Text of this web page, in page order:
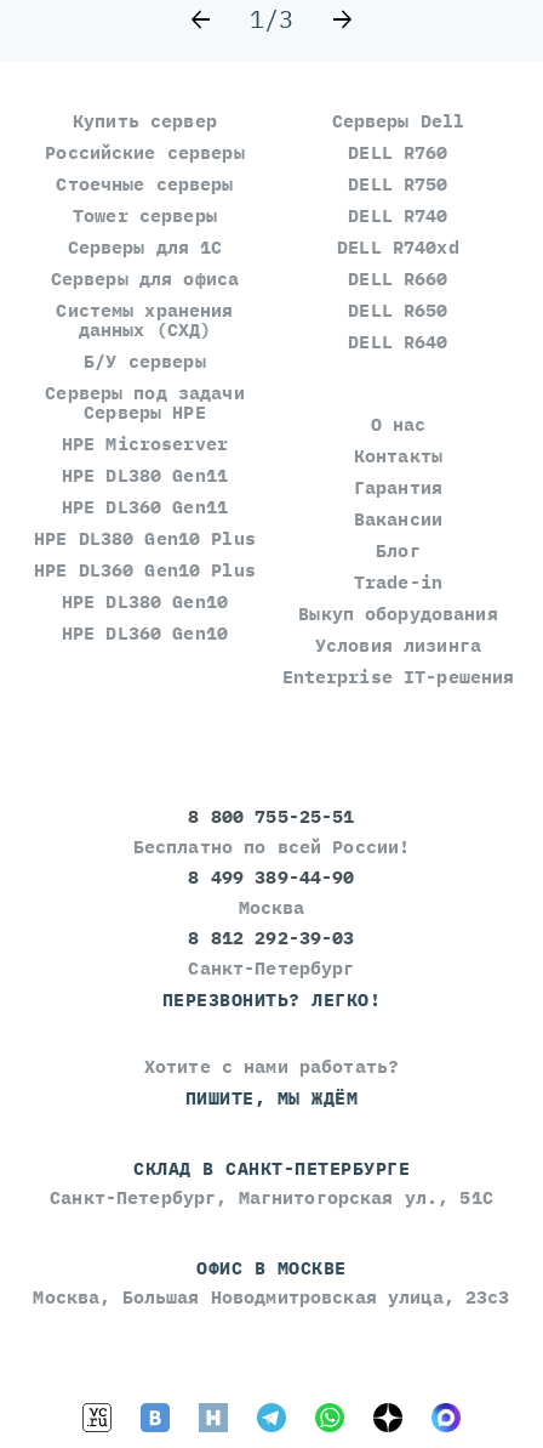
1/3
Купить сервер
Российские серверы
Стоечные серверы
Tower серверы
Серверы для 1С
Серверы для офиса
Системы хранения
данных (СХД)
Б/У серверы
Серверы под задачи
Серверы Dell
DELL R760
DELL R750
DELL R740
DELL R740xd
DELL R660
DELL R650
DELL R640
Серверы HPE
HPE Microserver
HPE DL380 Gen11
HPE DL360 Gen11
HPE DL380 Gen10 Plus
HPE DL360 Gen10 Plus
HPE DL380 Gen10
HPE DL360 Gen10
О нас
Контакты
Гарантия
Вакансии
Блог
Trade-in
Выкуп оборудования
Условия лизинга
Enterprise IT-решения
8 800 755-25-51
Бесплатно по всей России!
8 499 389-44-90
Москва
8 812 292-39-03
Санкт-Петербург
ПЕРЕЗВОНИТЬ? ЛЕГКО!
Хотите с нами работать?
ПИШИТЕ, МЫ ЖДЁМ
СКЛАД В САНКТ-ПЕТЕРБУРГЕ
Санкт-Петербург, Магнитогорская ул., 51С
ОФИС В МОСКВЕ
Москва, Большая Новодмитровская улица, 23с3